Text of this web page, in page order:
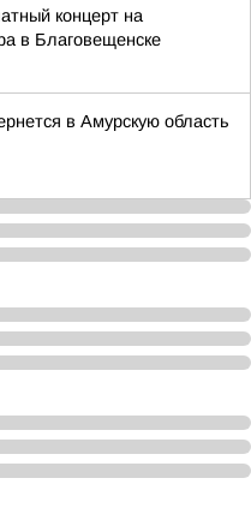
концерт на
в Благовещенске
в Амурскую область